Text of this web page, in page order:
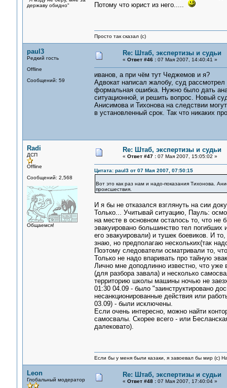
державу обидно"
Потому что юрист из него.....
Просто так сказал (с)
paul3
Редкий гость
Offline
Сообщений: 59
Re: Штаб, экспертизы и судьи
« Ответ #46 :07 Мая 2007, 14:40:41 »
иванов, а при чём тут Чеджемов и я?
Адвокат написал жалобу, суд
формальная ошибка. Нужно было дать
ситуационной, и решить вопрос. Новый
Анисимова и Тихонова на следствии
в установленный срок. Так что никаких
Radi
ДСП
Offline
Сообщений: 2,568
Общаемся!
Re: Штаб, экспертизы и судьи
« Ответ #47 :07 Мая 2007, 15:05:02 »
Цитата: paul3 от 07 Мая 2007, 07:50:15
Вот это как раз нам и надо-показания Тихонова.
происшествия.
И я бы не отказался взглянуть на сии
Только... Учитывай ситуацию, Пауль:
на месте в основном осталось то, что не
эвакуировано большинство тел
его эвакуировали) и тушек боевиков. И
знаю, но предполагаю нескольких(так
Поэтому следователи осматривали то,
Только не надо впаривать про тайную
Лично мне доподлинно известно, что уже
(для разбора завала) и несколько
территорию школы машины ночью не
01:30 04.09 - было "заинструктировано
несанкционированные действия или
03.09) - были исключены.
Если очень интересно, можно найти
самосвалы. Скорее всего - или
далековато).
Если бы у меня были казаки, я завоевал бы мир (с)
Leon
Глобальный модератор
Re: Штаб, экспертизы и судьи
« Ответ #48 :07 Мая 2007, 17:40:04 »